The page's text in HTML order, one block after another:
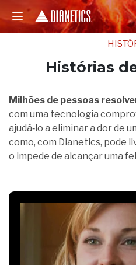
Histórias
Milhões de pessoas
com uma tecnologia
ajudá‑lo a eliminar a dor de
como, com Dianetics, pode
o impede de alcançar uma